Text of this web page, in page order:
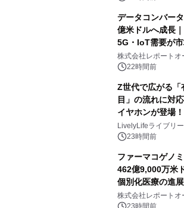
データコンバー
億米ドルへ成長
5G・IoT需要が
株式会社レポートオ
22時間前
Z世代で広がる「
目」の流れに対
イヤホンが登場
ー付きでスマホ
く活用可能
LivelyLifeライブリ
23時間前
ファーマコゲノ
462億9,000万米
個別化医療の進
代ヘルスケア投
株式会社レポートオ